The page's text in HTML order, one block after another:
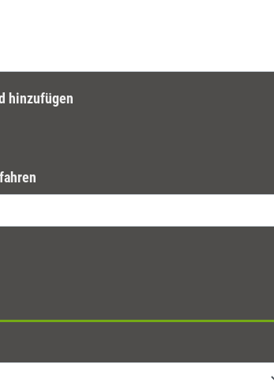
hinzufügen